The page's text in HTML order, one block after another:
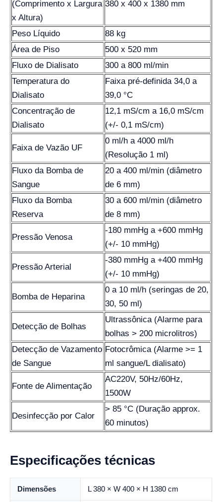
(Comprimento x Largura
x Altura)
380 x 400 x 1380 mm
Peso Líquido
88 kg
Área de Piso
500 x 520 mm
Fluxo de Dialisato
300 a 800 ml/min
Temperatura do
Dialisato
Faixa pré-definida 34,0 a
39,0 °C
Concentração de
Dialisato
12,1 mS/cm a 16,0 mS/cm
(+/- 0,1 mS/cm)
Faixa de Vazão UF
0 ml/h a 4000 ml/h
(Resolução 1 ml)
Fluxo da Bomba de
Sangue
20 a 400 ml/min (diâmetro
de 6 mm)
Fluxo da Bomba
Reserva
30 a 600 ml/min (diâmetro
de 8 mm)
Pressão Venosa
-180 mmHg a +600 mmHg
(+/- 10 mmHg)
Pressão Arterial
-380 mmHg a +400 mmHg
(+/- 10 mmHg)
Bomba de Heparina
0 a 10 ml/h (seringas de 20,
30, 50 ml)
Detecção de Bolhas
Ultrassônica (Alarme para
bolhas > 200 microlitros)
Detecção de Vazamento
de Sangue
Fotocrômica (Alarme >= 1
ml sangue/L dialisato)
Fonte de Alimentação
AC220V, 50Hz/60Hz,
1500W
Desinfecção por Calor
> 85 °C (Duração approx.
60 minutos)
Especificações técnicas
Dimensões L 380 × W 400 × H 1380 cm